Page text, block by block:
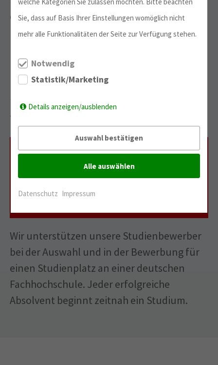
der Leistungsförderung verstehen wir den
Einsatz von hoch qualifizierten und
Lehrveranstaltungen mit hoher Interaktion,
Förderung der Ehrlichkeit in der Arbeit der
zusätzlichen kostenfreien
Förderunterricht.
Umfassende
Betreuung
Wir unterstützen unsere Studienbewerber
bei der Auswahl und in der Bewerbung für
einen Studienplatz an einer deutschen
Fachhochschule. Jeder erfolgreiche
Absolvent beginnt zeitnah ein Studium.
Sie, dass auf Basis Ihrer Einstellungen womöglich nicht
mehr alle Funktionalitäten der Seite zur Verfügung stehen.
Notwendig
Statistik/Marketing
Details anzeigen/ausblenden
Auswahl bestätigen
Alle auswählen
Datenschutz Impressum